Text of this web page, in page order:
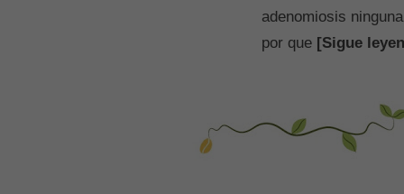
adenomiosis
por que [Sigue